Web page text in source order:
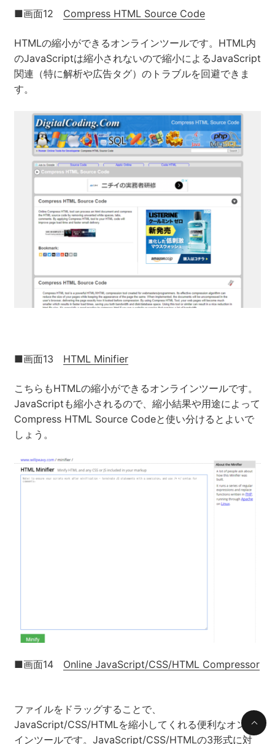
■画面12 Compress HTML Source Code
HTMLの縮小ができるオンラインツールです。HTML内
のJavaScriptは縮小されないので縮小によるJavaScript
関連（特に解析や広告タグ）のトラブルを回避できま
す。
■画面13 HTML Minifier
こちらもHTMLの縮小ができるオンラインツールです。
JavaScriptも縮小されるので、縮小結果や用途によって
Compress HTML Source Codeと使い分けるとよいで
しょう。
■画面14 Online JavaScript/CSS/HTML Compressor
ファイルをドラッグすることで、
JavaScript/CSS/HTMLを縮小してくれる便利なオンラ
インツールです。JavaScript/CSS/HTMLの3形式に対